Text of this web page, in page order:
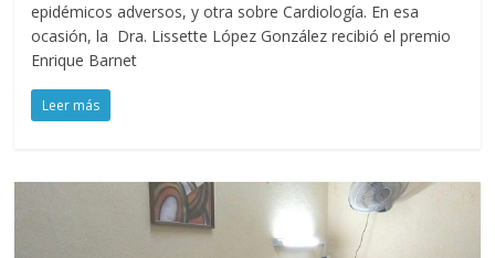
epidémicos adversos, y otra sobre Cardiología. En esa
ocasión, la Dra. Lissette López González recibió el premio
Enrique Barnet
Leer más